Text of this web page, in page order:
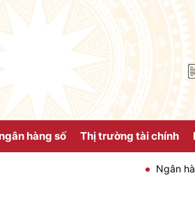
hàng số Thị trường tài chính
Ngân hàng Nhà nước